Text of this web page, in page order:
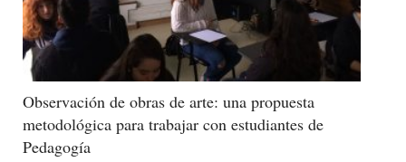
Observación de obras de arte: una propuesta
metodológica para trabajar con estudiantes de
Pedagogía